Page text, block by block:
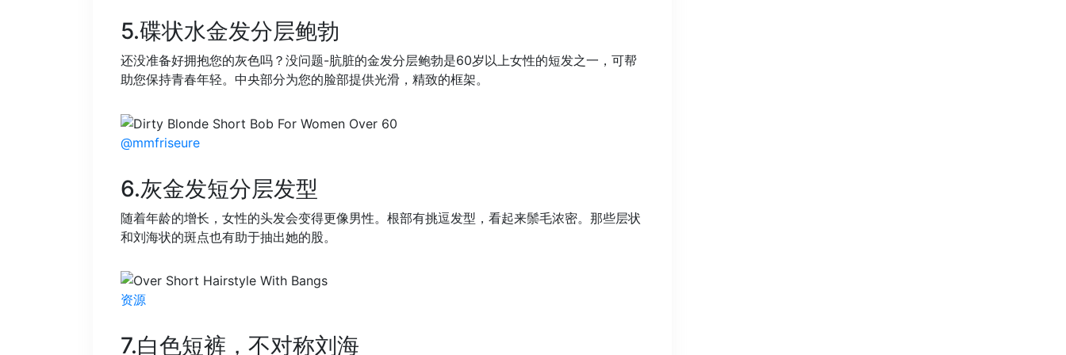
5.碟状水金发分层鲍勃
还没准备好拥抱您的灰色吗？没问题-肮脏的金发分层鲍勃是60岁以上女性的短发之一，可帮
助您保持青春年轻。中央部分为您的脸部提供光滑，精致的框架。
@mmfriseure
6.灰金发短分层发型
随着年龄的增长，女性的头发会变得更像男性。根部有挑逗发型，看起来鬃毛浓密。那些层状
和刘海状的斑点也有助于抽出她的股。
资源
7.白色短裤，不对称刘海